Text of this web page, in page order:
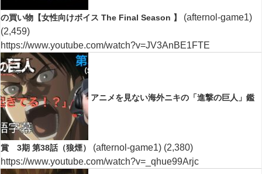
の買い物【女性向けボイス The Final Season 】
(afternol-game1)
(2,459)
https://www.youtube.com/watch?v=JV3AnBE1FTE
アニメを見ない海外ニキの「進撃の巨人」鑑
賞 3期 第38話（狼煙） (afternol-game1) (2,380)
https://www.youtube.com/watch?v=_qhue99Arjc